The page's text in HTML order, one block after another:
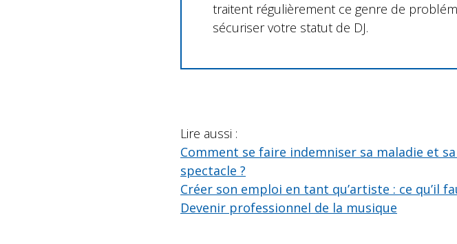
traitent régulièrement ce genre de
sécuriser votre statut de DJ.
Lire aussi :
Comment se faire indemniser sa maladie et
spectacle ?
Créer son emploi en tant qu’artiste : ce qu’il
Devenir professionnel de la musique